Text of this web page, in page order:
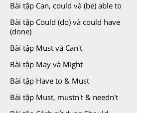
Bài tập Can, could và (be) able to
Bài tập Could (do) và could have
(done)
Bài tập Must và Can't
Bài tập May và Might
Bài tập Have to & Must
Bài tập Must, mustn't & needn't